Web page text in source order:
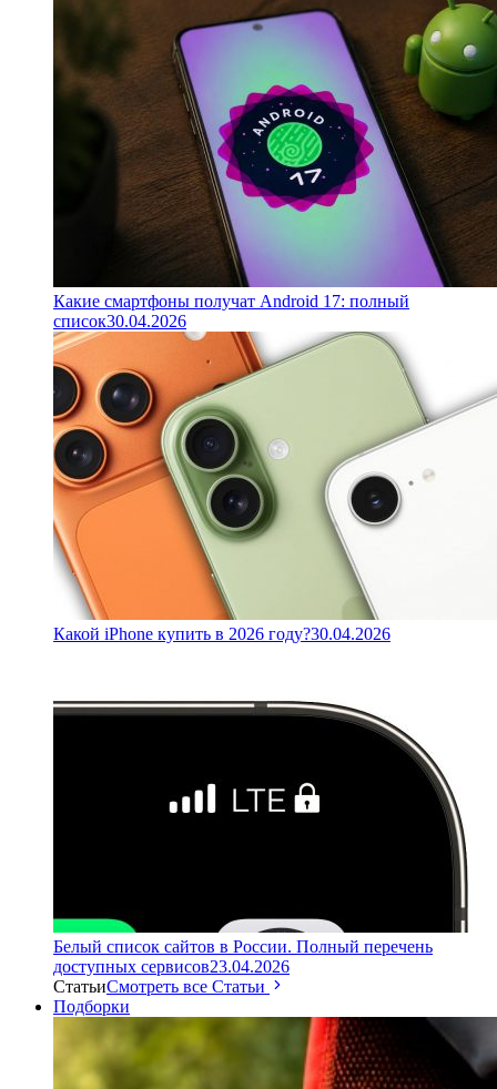
Какие смартфоны получат Android 17: полный
список30.04.2026
Какой iPhone купить в 2026 году?30.04.2026
Белый список сайтов в России. Полный перечень
доступных сервисов23.04.2026
СтатьиСмотреть все Статьи
Подборки